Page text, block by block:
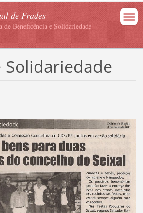
de Frades
de Beneficência e Solidariedade
Solidariedade